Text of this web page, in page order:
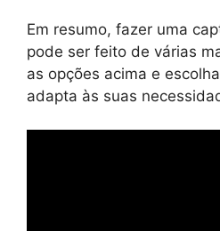
Em resumo, fazer uma
pode ser feito de várias
as opções acima e
adapta às suas